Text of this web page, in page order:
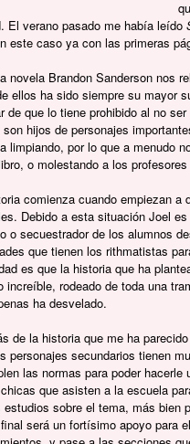
El verano pasado me había leído
este caso ya con las primeras
novela Brandon Sanderson nos
ellos ha sido siempre su mayor
de que lo tiene prohibido al no
hijos de personajes
limpiando, por lo que a menudo
o molestando a los
comienza cuando empiezan
Debido a esta situación Joel
o secuestrador de los alumnos
que tienen los rithmatistas
es que la historia que ha
increíble, rodeado de toda una
ha desvelado.
de la historia que me ha
personajes secundarios tienen
las normas para poder
que asisten a la escuela
estudios sobre el tema, más bien
será un fortísimo apoyo para